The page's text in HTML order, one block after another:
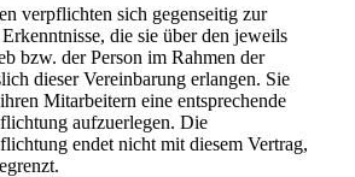
verpflichten sich gegenseitig zur
die sie über den jeweils
bzw. der Person im Rahmen der
dieser Vereinbarung erlangen. Sie
Mitarbeitern eine entsprechende
aufzuerlegen. Die
endet nicht mit diesem Vertrag,